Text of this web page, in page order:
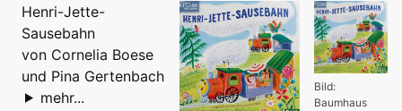
Bild:
Baumhaus
Henri-Jette-
Sausebahn
von Cornelia Boese
und Pina Gertenbach
mehr...